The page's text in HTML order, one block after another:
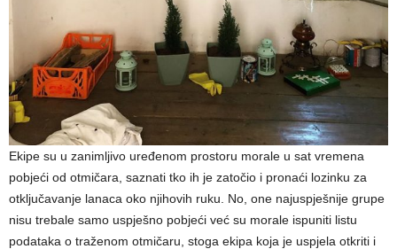
Ekipe su u zanimljivo uređenom prostoru morale u sat vremena
pobjeći od otmičara, saznati tko ih je zatočio i pronaći lozinku za
otključavanje lanaca oko njihovih ruku. No, one najuspješnije grupe
nisu trebale samo uspješno pobjeći već su morale ispuniti listu
podataka o traženom otmičaru, stoga ekipa koja je uspjela otkriti i